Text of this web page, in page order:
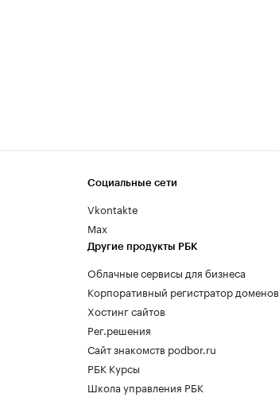
Социальные сети
Vkontakte
Max
Другие продукты РБК
Облачные сервисы для бизнеса
Корпоративный регистратор доменов
Хостинг сайтов
Рег.решения
Сайт знакомств podbor.ru
РБК Курсы
Школа управления РБК